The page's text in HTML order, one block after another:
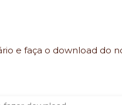
e faça o download do